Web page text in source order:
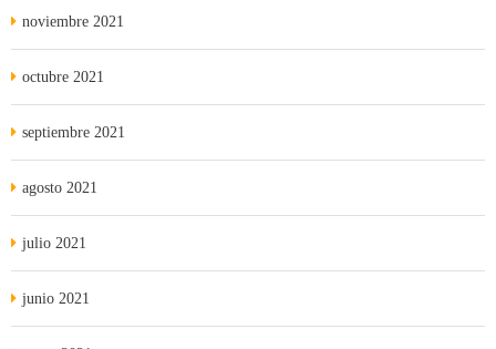
noviembre 2021
octubre 2021
septiembre 2021
agosto 2021
julio 2021
junio 2021